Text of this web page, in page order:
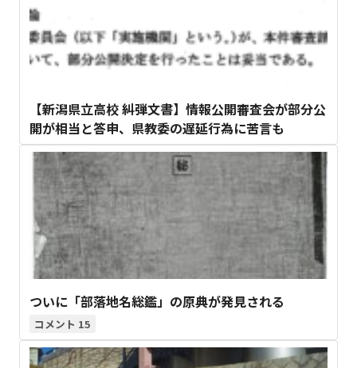
【新潟県立高校 糾弾文書】情報公開審査会が部分公
開が相当と答申、県教委の遅延行為に苦言も
ついに「部落地名総鑑」の原典が発見される
15